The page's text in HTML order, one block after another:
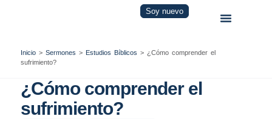
Soy nuevo
Inicio> Sermones > Estudios Bíblicos > ¿Cómo comprender el
sufrimiento?
¿Cómo comprender el
sufrimiento?